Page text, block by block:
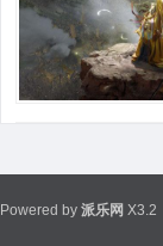
Powered by 派乐网 X3.2